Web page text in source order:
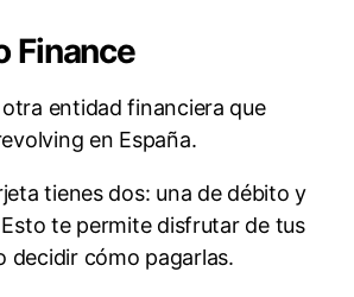
Finance
otra entidad financiera que
en España.
tienes dos: una de débito y
te permite disfrutar de tus
decidir cómo pagarlas.